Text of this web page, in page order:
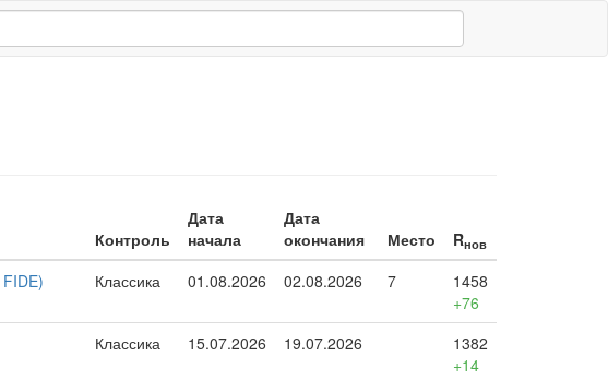
Контроль
Дата
начала
Дата
окончания
Место Rнов
Классика 01.08.2026 02.08.2026 7
1458
+76
Классика 15.07.2026 19.07.2026
1382
+14